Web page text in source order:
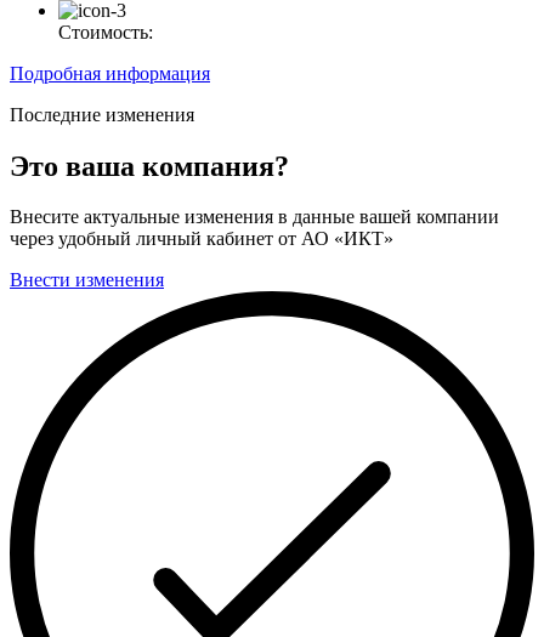
Стоимость:
Подробная информация
Последние изменения
Это ваша компания?
Внесите актуальные изменения в данные вашей компании
через удобный личный кабинет от АО «ИКТ»
Внести изменения